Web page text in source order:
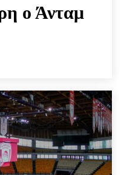
ο Άνταμ